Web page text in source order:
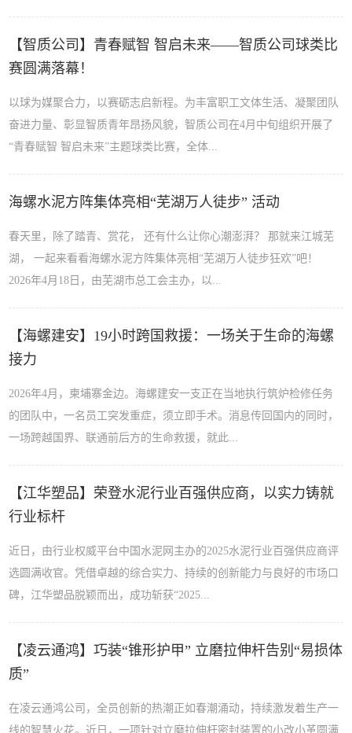
【智质公司】青春赋智 智启未来——智质公司球类比
赛圆满落幕！
以球为媒聚合力，以赛砺志启新程。为丰富职工文体生活、凝聚团队
奋进力量、彰显智质青年昂扬风貌，智质公司在4月中旬组织开展了
“青春赋智 智启未来”主题球类比赛，全体...
海螺水泥方阵集体亮相“芜湖万人徒步” 活动
春天里，除了踏青、赏花， 还有什么让你心潮澎湃？ 那就来江城芜
湖， 一起来看看海螺水泥方阵集体亮相“芜湖万人徒步狂欢”吧！
2026年4月18日，由芜湖市总工会主办，以...
【海螺建安】19小时跨国救援：一场关于生命的海螺
接力
2026年4月，柬埔寨金边。海螺建安一支正在当地执行筑炉检修任务
的团队中，一名员工突发重症，须立即手术。消息传回国内的同时，
一场跨越国界、联通前后方的生命救援，就此...
【江华塑品】荣登水泥行业百强供应商，以实力铸就
行业标杆
近日，由行业权威平台中国水泥网主办的2025水泥行业百强供应商评
选圆满收官。凭借卓越的综合实力、持续的创新能力与良好的市场口
碑，江华塑品脱颖而出，成功斩获“2025...
【凌云通鸿】巧装“锥形护甲” 立磨拉伸杆告别“易损体
质”
在凌云通鸿公司，全员创新的热潮正如春潮涌动，持续激发着生产一
线的智慧火花。近日，一项针对立磨拉伸杆密封装置的小改小革圆满